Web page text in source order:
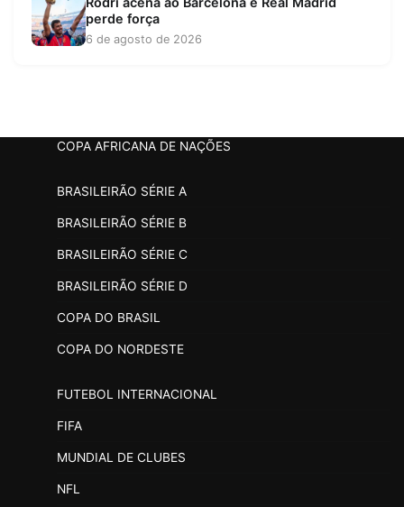
perde força
6 de agosto de 2026
COPA AFRICANA DE NAÇÕES
BRASILEIRÃO SÉRIE A
BRASILEIRÃO SÉRIE B
BRASILEIRÃO SÉRIE C
BRASILEIRÃO SÉRIE D
COPA DO BRASIL
COPA DO NORDESTE
FUTEBOL INTERNACIONAL
FIFA
MUNDIAL DE CLUBES
NFL